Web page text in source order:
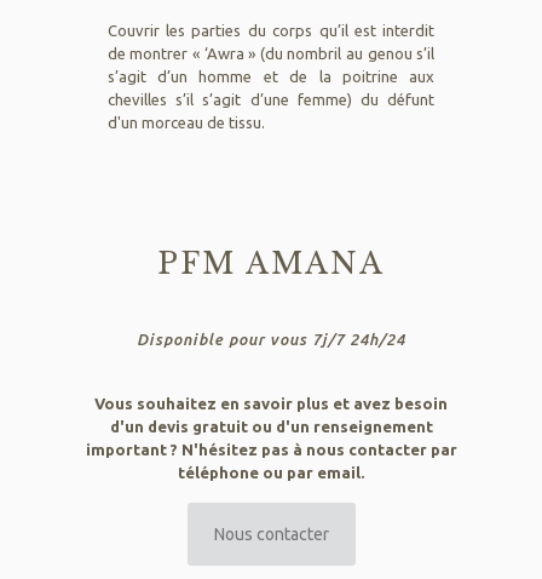
Couvrir les parties du corps qu’il est interdit
de montrer « ‘Awra » (du nombril au genou s’il
s’agit d’un homme et de la poitrine aux
chevilles s’il s’agit d’une femme) du défunt
d'un morceau de tissu.
PFM AMANA
Disponible pour vous 7j/7 24h/24
Vous souhaitez en savoir plus et avez besoin
d'un devis gratuit ou d'un renseignement
important ? N'hésitez pas à nous contacter par
téléphone ou par email.
Nous contacter